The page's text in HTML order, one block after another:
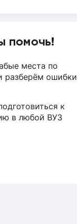
помочь!
места по
разберём ошибки
к
в любой ВУЗ